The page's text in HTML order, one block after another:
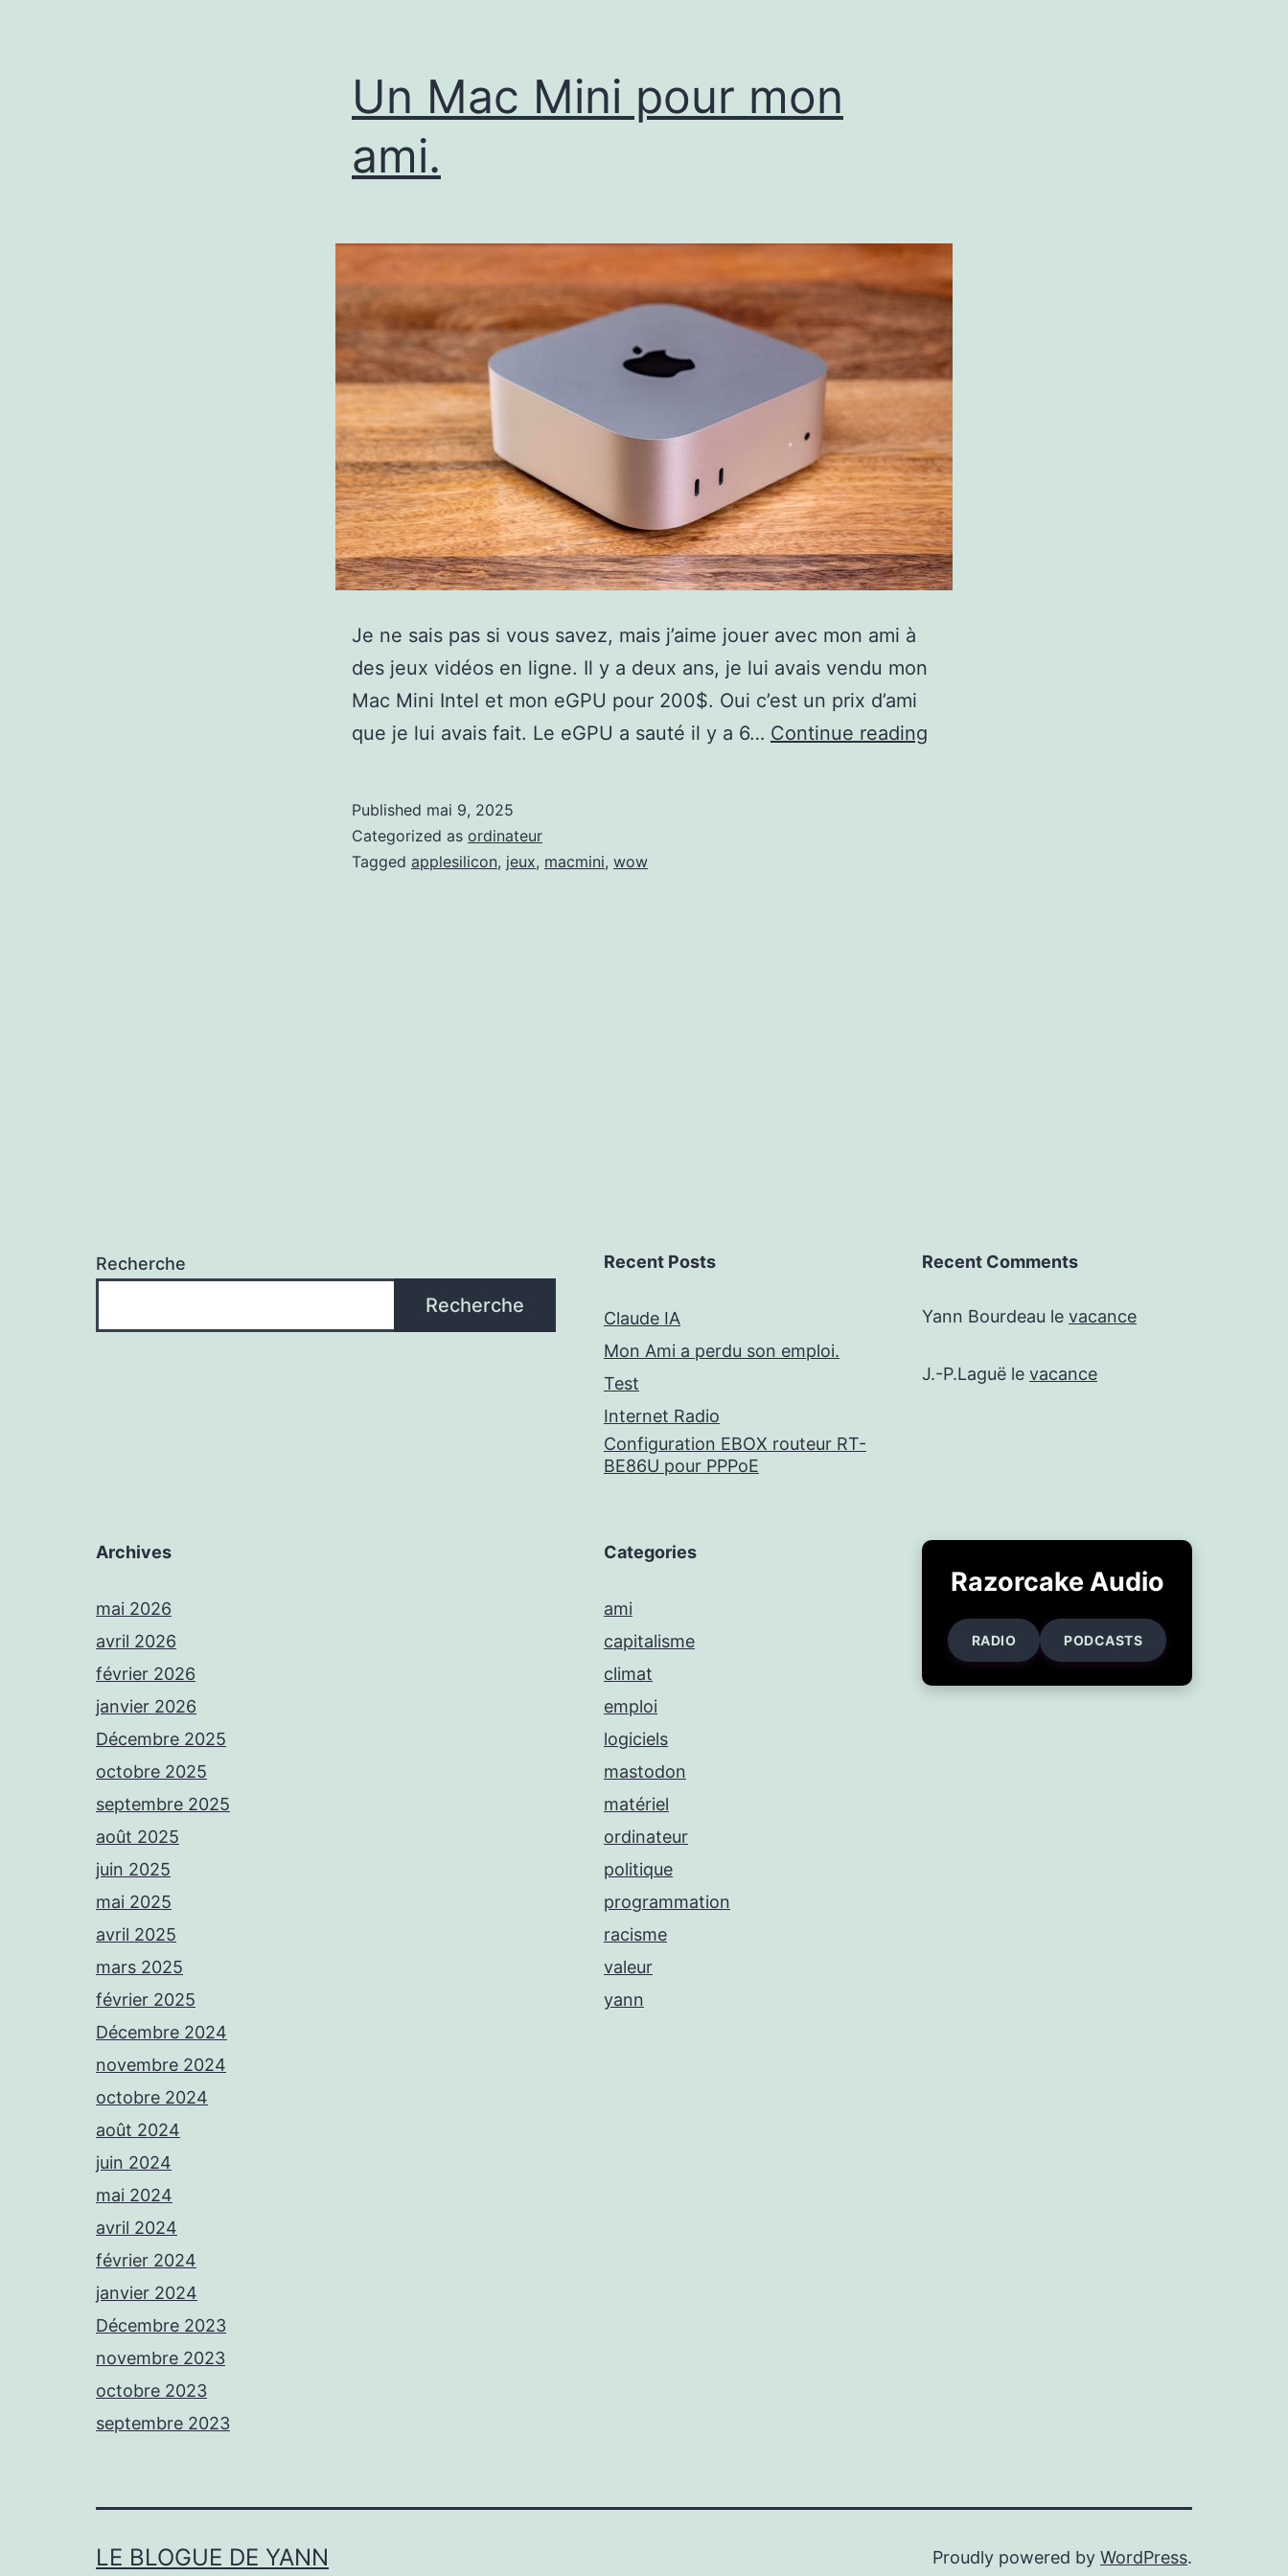
Un Mac Mini pour mon
ami.
Je ne sais pas si vous savez, mais j’aime jouer avec mon ami à
des jeux vidéos en ligne. Il y a deux ans, je lui avais vendu mon
Mac Mini Intel et mon eGPU pour 200$. Oui c’est un prix d’ami
que je lui avais fait. Le eGPU a sauté il y a 6… Continue reading
Published mai 9, 2025
Categorized as ordinateur
Tagged applesilicon, jeux, macmini, wow
Recherche
Recherche
Recent Posts
Claude IA
Mon Ami a perdu son emploi.
Test
Internet Radio
Configuration EBOX routeur RT-
BE86U pour PPPoE
Recent Comments
Yann Bourdeau le vacance
J.-P.Laguë le vacance
Archives
mai 2026
avril 2026
février 2026
janvier 2026
Décembre 2025
octobre 2025
septembre 2025
août 2025
juin 2025
mai 2025
avril 2025
mars 2025
février 2025
Décembre 2024
novembre 2024
octobre 2024
août 2024
juin 2024
mai 2024
avril 2024
février 2024
janvier 2024
Décembre 2023
novembre 2023
octobre 2023
septembre 2023
Categories
ami
capitalisme
climat
emploi
logiciels
mastodon
matériel
ordinateur
politique
programmation
racisme
valeur
yann
Razorcake Audio
RADIO PODCASTS
LE BLOGUE DE YANN Proudly powered by WordPress.